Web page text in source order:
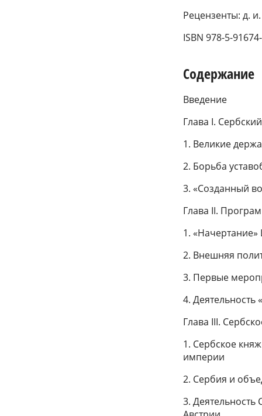
Рецензенты: д.
ISBN 978-5-
Содержание
Введение
Глава I.
1. Великие
2. Борьба
3. «Созданный
Глава II.
1.
2. Внешняя
3. Первые
4. Деятельность
Глава III.
1. Сербское
империи
2. Сербия и
3.